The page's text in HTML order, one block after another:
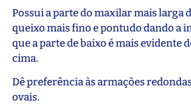
Possui a parte do maxilar mais larga
queixo mais fino e pontudo dando a
que a parte de baixo é mais evidente
cima.
Dê preferência às armações
ovais.